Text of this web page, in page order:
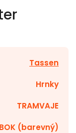
Tassen
Hrnky
TRAMVAJE
BOK (barevný)